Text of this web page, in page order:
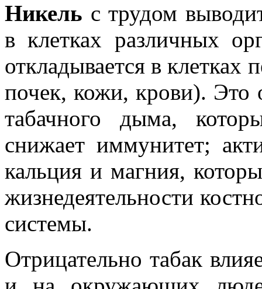
Никель с трудом
в клетках различных
откладывается в клетках
почек, кожи, крови). Это
табачного дыма,
снижает иммунитет;
кальция и магния,
жизнедеятельности
системы.
Отрицательно табак